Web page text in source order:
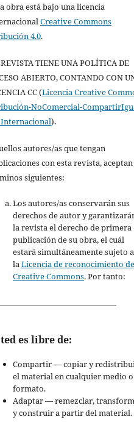
obra está bajo una licencia
Creative Commons
4.0.
TIENE UNA POLÍTICA DE
ABIERTO, CONTANDO CON
CC (Licencia Creative
NoComercial-
Internacional).
autores/as que tengan
con esta revista,
siguientes:
Los autores/as conservarán sus
derechos de autor y
la revista el derecho de primera
publicación de su obra, el cuál
estará simultáneamente sujeto a
laLicencia de reconocimiento de
Creative Commons. Por tanto:
es libre de:
Compartir — copiar y
el material en cualquier medio o
formato.
Adaptar — remezclar,
y construir a partir del material.